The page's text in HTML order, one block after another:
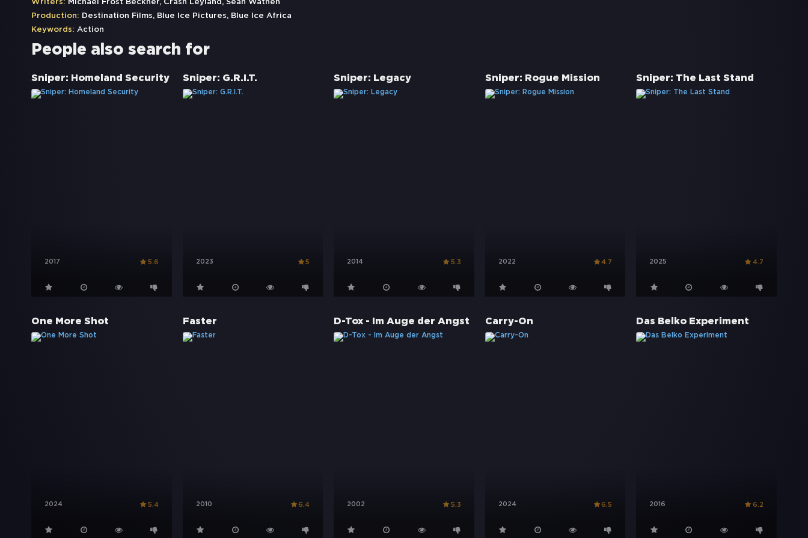
Writers: Michael Frost Beckner, Crash Leyland, Sean Wathen
Production: Destination Films, Blue Ice Pictures, Blue Ice Africa
Keywords: Action
People also search for
Sniper: Homeland Security
2017 5.6
Sniper: G.R.I.T.
2023 5
Sniper: Legacy
2014 5.3
Sniper: Rogue Mission
2022 4.7
Sniper: The Last Stand
2025 4.7
One More Shot
2024 5.4
Faster
2010 6.4
D-Tox - Im Auge der Angst
2002 5.3
Carry-On
2024 6.5
Das Belko Experiment
2016 6.2